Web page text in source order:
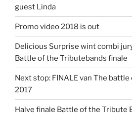
guest Linda
Promo video 2018 is out
Delicious Surprise wint combi
Battle of the Tributebands finale
Next stop: FINALE van The
2017
Halve finale Battle of the Tribute